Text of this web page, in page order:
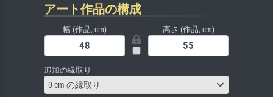
アート作品の構成
幅 (作品, cm) 高さ (作品, cm)
追加の縁取り
0 cm の縁取り